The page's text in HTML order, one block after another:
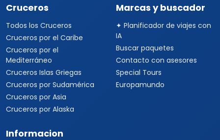
Cruceros
Todos los Cruceros
Cruceros por el Caribe
Cruceros por el
Mediterráneo
Cruceros Islas Griegas
Cruceros por Sudamérica
Cruceros por Asia
Cruceros por Alaska
Marcas y buscador
✦ Planificador de viajes con
IA
Buscar paquetes
Contacto con asesores
Special Tours
Europamundo
Informacion